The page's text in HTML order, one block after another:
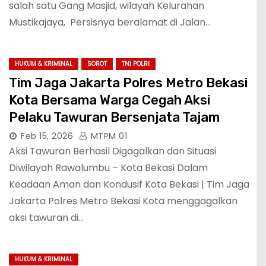
salah satu Gang Masjid, wilayah Kelurahan
Mustikajaya, Persisnya beralamat di Jalan…
HUKUM & KRIMINAL SOROT TNI POLRI
Tim Jaga Jakarta Polres Metro Bekasi
Kota Bersama Warga Cegah Aksi
Pelaku Tawuran Bersenjata Tajam
Feb 15, 2026 MTPM 01
Aksi Tawuran Berhasil Digagalkan dan Situasi
Diwilayah Rawalumbu – Kota Bekasi Dalam
Keadaan Aman dan Kondusif Kota Bekasi | Tim Jaga
Jakarta Polres Metro Bekasi Kota menggagalkan
aksi tawuran di…
HUKUM & KRIMINAL